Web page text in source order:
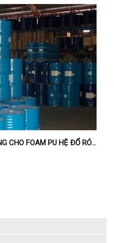
POLYOLS SPU-006DCN (DÙNG CHO FOAM PU HỆ ĐỔ RÓT CÁCH NHIỆT)